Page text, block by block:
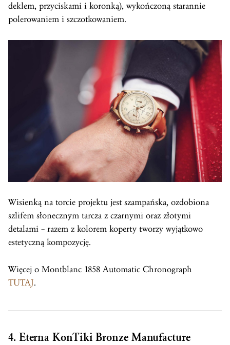
deklem, przyciskami i koronką), wykończoną starannie
polerowaniem i szczotkowaniem.
Wisienką na torcie projektu jest szampańska, ozdobiona
szlifem słonecznym tarcza z czarnymi oraz złotymi
detalami – razem z kolorem koperty tworzy wyjątkowo
estetyczną kompozycję.
Więcej o Montblanc 1858 Automatic Chronograph
TUTAJ.
4. Eterna KonTiki Bronze Manufacture